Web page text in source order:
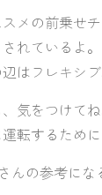
メの前乗せ
れているよ
はフレキシ
、気をつけて
転するため
んの参考にな